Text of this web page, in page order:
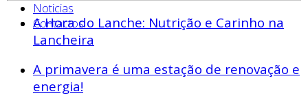
Noticias
Contactos
A Hora do Lanche: Nutrição e Carinho na
Lancheira
A primavera é uma estação de renovação e
energia!